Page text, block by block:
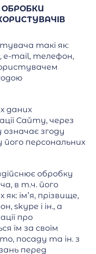
ОБРОБКИ
такі як:
e-mail, телефон,
даних
Сайту, через
згоду
персональних
обробку
в т.ч. його
ім’я, прізвище,
skype і ін., а
про
їм за своїм
посаду та ін. з
перед